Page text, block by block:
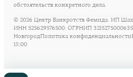
обстоятельств конкретного дела.
© 2026 Центр Банкротств Фемида. ИП
ИНН 525629576500. ОГРНИП
НовгородПолитика конфиденциальности
18:00